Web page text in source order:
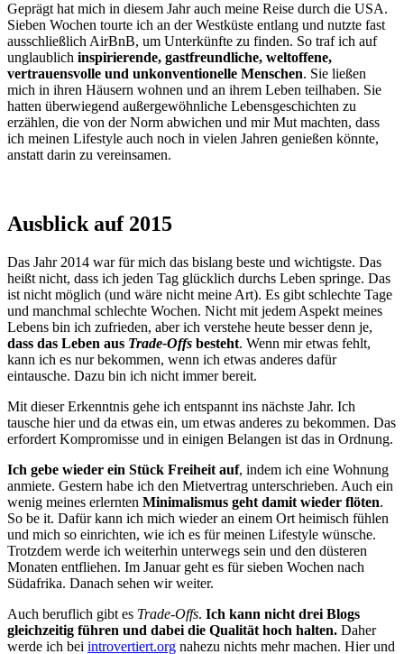
Geprägt hat mich in diesem Jahr auch meine Reise durch die USA.
Sieben Wochen tourte ich an der Westküste entlang und nutzte fast
ausschließlich AirBnB, um Unterkünfte zu finden. So traf ich auf
unglaublich inspirierende, gastfreundliche, weltoffene,
vertrauensvolle und unkonventionelle Menschen. Sie ließen
mich in ihren Häusern wohnen und an ihrem Leben teilhaben. Sie
hatten überwiegend außergewöhnliche Lebensgeschichten zu
erzählen, die von der Norm abwichen und mir Mut machten, dass
ich meinen Lifestyle auch noch in vielen Jahren genießen könnte,
anstatt darin zu vereinsamen.
Ausblick auf 2015
Das Jahr 2014 war für mich das bislang beste und wichtigste. Das
heißt nicht, dass ich jeden Tag glücklich durchs Leben springe. Das
ist nicht möglich (und wäre nicht meine Art). Es gibt schlechte Tage
und manchmal schlechte Wochen. Nicht mit jedem Aspekt meines
Lebens bin ich zufrieden, aber ich verstehe heute besser denn je,
dass das Leben aus Trade-Offs besteht. Wenn mir etwas fehlt,
kann ich es nur bekommen, wenn ich etwas anderes dafür
eintausche. Dazu bin ich nicht immer bereit.
Mit dieser Erkenntnis gehe ich entspannt ins nächste Jahr. Ich
tausche hier und da etwas ein, um etwas anderes zu bekommen. Das
erfordert Kompromisse und in einigen Belangen ist das in Ordnung.
Ich gebe wieder ein Stück Freiheit auf, indem ich eine Wohnung
anmiete. Gestern habe ich den Mietvertrag unterschrieben. Auch ein
wenig meines erlernten Minimalismus geht damit wieder flöten.
So be it. Dafür kann ich mich wieder an einem Ort heimisch fühlen
und mich so einrichten, wie ich es für meinen Lifestyle wünsche.
Trotzdem werde ich weiterhin unterwegs sein und den düsteren
Monaten entfliehen. Im Januar geht es für sieben Wochen nach
Südafrika. Danach sehen wir weiter.
Auch beruflich gibt es Trade-Offs. Ich kann nicht drei Blogs
gleichzeitig führen und dabei die Qualität hoch halten. Daher
werde ich bei introvertiert.org nahezu nichts mehr machen. Hier und